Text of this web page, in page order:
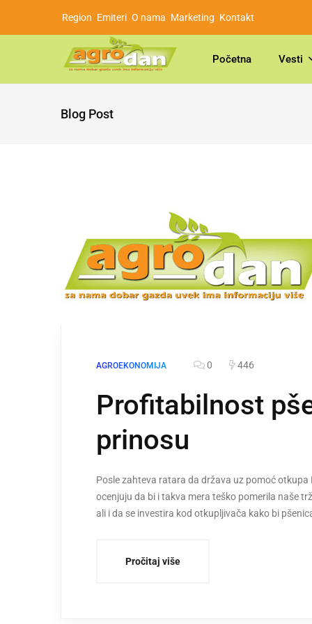
Region Emiteri O nama Marketing Kontakt
Početna Vesti
Blog Post
AGROEKONOMIJA 0 446
Profitabilnost
prinosu
Posle zahteva ratara da država uz pomoć otkupa
ocenjuju da bi i takva mera teško pomerila naše
ali i da se investira kod otkupljivača kako bi
Pročitaj više